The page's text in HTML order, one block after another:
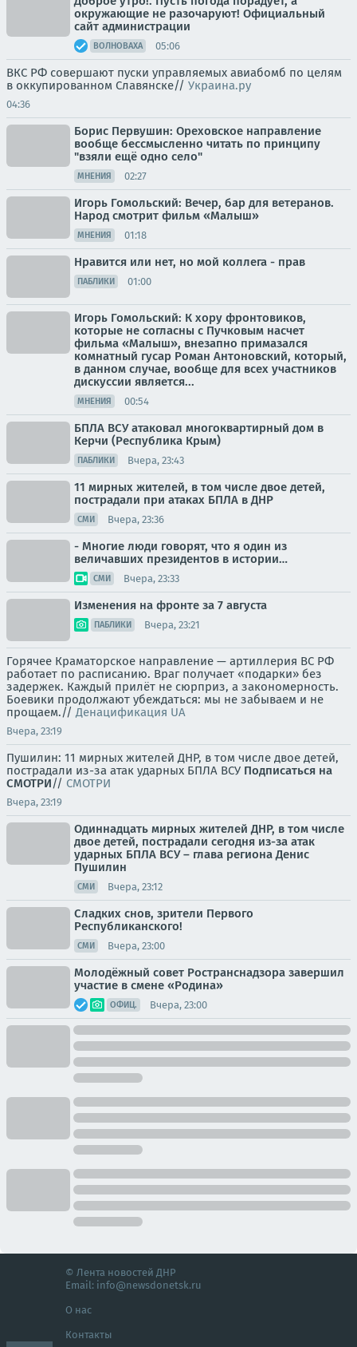
окружающие не разочаруют! Официальный
сайт администрации
ВОЛНОВАХА 05:06
ВКС РФ совершают пуски управляемых авиабомб по целям
в оккупированном Славянске// Украина.ру
04:36
Борис Первушин: Ореховское направление
вообще бессмысленно читать по принципу
"взяли ещё одно село"
МНЕНИЯ 02:27
Игорь Гомольский: Вечер, бар для ветеранов.
Народ смотрит фильм «Малыш»
МНЕНИЯ 01:18
Нравится или нет, но мой коллега - прав
ПАБЛИКИ 01:00
Игорь Гомольский: К хору фронтовиков,
которые не согласны с Пучковым насчет
фильма «Малыш», внезапно примазался
комнатный гусар Роман Антоновский, который,
в данном случае, вообще для всех участников
дискуссии является...
МНЕНИЯ 00:54
БПЛА ВСУ атаковал многоквартирный дом в
Керчи (Республика Крым)
ПАБЛИКИ Вчера, 23:43
11 мирных жителей, в том числе двое детей,
пострадали при атаках БПЛА в ДНР
СМИ Вчера, 23:36
- Многие люди говорят, что я один из
величавших президентов в истории…
СМИ Вчера, 23:33
Изменения на фронте за 7 августа
ПАБЛИКИ Вчера, 23:21
Горячее Краматорское направление — артиллерия ВС РФ
работает по расписанию. Враг получает «подарки» без
задержек. Каждый прилёт не сюрприз, а закономерность.
Боевики продолжают убеждаться: мы не забываем и не
прощаем.// Денацификация UA
Вчера, 23:19
Пушилин: 11 мирных жителей ДНР, в том числе двое детей,
пострадали из-за атак ударных БПЛА ВСУ Подписаться на
СМОТРИ// СМОТРИ
Вчера, 23:19
Одиннадцать мирных жителей ДНР, в том числе
двое детей, пострадали сегодня из-за атак
ударных БПЛА ВСУ – глава региона Денис
Пушилин
СМИ Вчера, 23:12
Сладких снов, зрители Первого
Республиканского!
СМИ Вчера, 23:00
Молодёжный совет Ространснадзора завершил
участие в смене «Родина»
ОФИЦ. Вчера, 23:00
© Лента новостей ДНР
Email: info@newsdonetsk.ru
О нас
Контакты